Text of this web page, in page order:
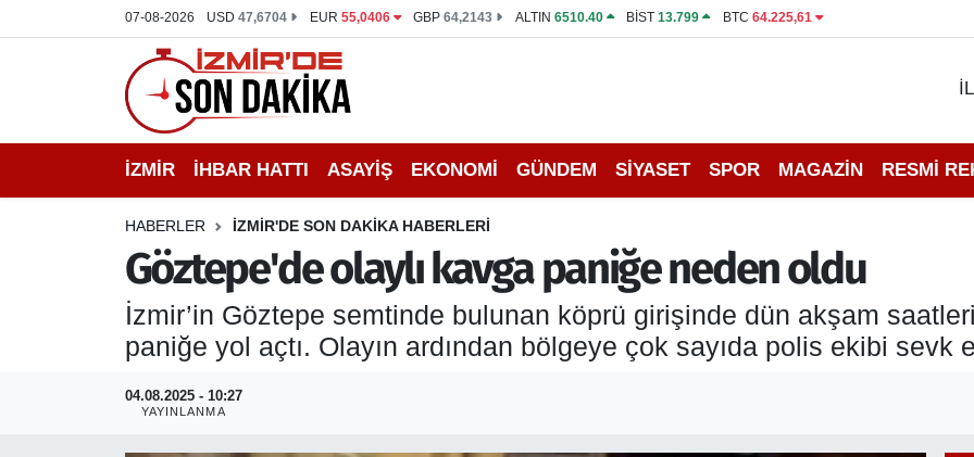
07-08-2026 USD47,6704 EUR 55,0406 GBP64,2143 ALTIN 6510.40 BİST13.799 BTC 64.225,61
İZMİR İHBAR HATTI ASAYİŞ EKONOMİ GÜNDEM SİYASET SPOR MAGAZİN RESMİ
HABERLER İZMİR'DE SON DAKİKA HABERLERİ
Göztepe'de olaylı kavga paniğe neden oldu
İzmir’in Göztepe semtinde bulunan köprü girişinde dün akşam
paniğe yol açtı. Olayın ardından bölgeye çok sayıda polis ekibi sevk
04.08.2025 - 10:27
YAYINLANMA
İHBAR HATTI
DEPREM
EKONOMİ
SİYASET
İzmir Nöbetçi Eczaneler
İzmir Hava Durumu
İzmir Namaz Vakitleri
İzmir Trafik Yoğunluk Haritası
Puan Durumu ve Fikstür
Tüm Manşetler
Son Dakika Haberleri